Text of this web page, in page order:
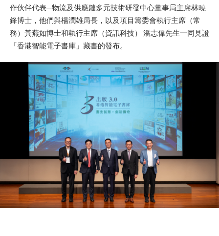
作伙伴代表─物流及供應鏈多元技術研發中心董事局主席林曉
鋒博士，他們與楊潤雄局長，以及項目籌委會執行主席（常
務）黃燕如博士和執行主席（資訊科技） 潘志偉先生一同見證
「香港智能電子書庫」藏書的發布。